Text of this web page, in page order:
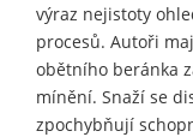
výraz nejistoty
procesů. Autoři
obětního beránka
mínění. Snaží se
zpochybňují